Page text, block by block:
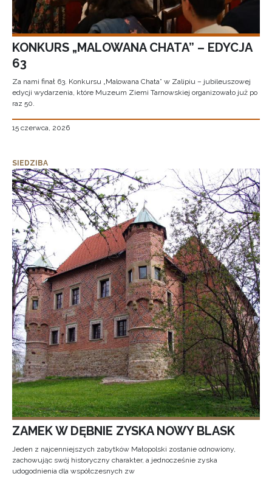
KONKURS „MALOWANA CHATA” – EDYCJA
63
Za nami finał 63. Konkursu „Malowana Chata” w Zalipiu – jubileuszowej
edycji wydarzenia, które Muzeum Ziemi Tarnowskiej organizowało już po
raz 50.
15 czerwca, 2026
SIEDZIBA
ZAMEK W DĘBNIE ZYSKA NOWY BLASK
Jeden z najcenniejszych zabytków Małopolski zostanie odnowiony,
zachowując swój historyczny charakter, a jednocześnie zyska
udogodnienia dla współczesnych zw